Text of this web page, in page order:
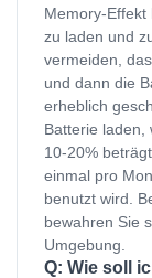
Memory-
zu laden und
vermeiden,
und dann die
erheblich
Batterie laden,
10-20%
einmal pro
benutzt wird.
bewahren Sie
Umgebung.
Q: Wie soll